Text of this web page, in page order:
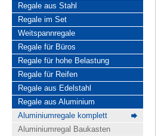
Regale aus Stahl
Regale im Set
Weitspannregale
Regale für Büros
Regale für hohe Belastung
Regale für Reifen
Regale aus Edelstahl
Regale aus Aluminium
Aluminiumregale komplett
Aluminiumregal Baukasten